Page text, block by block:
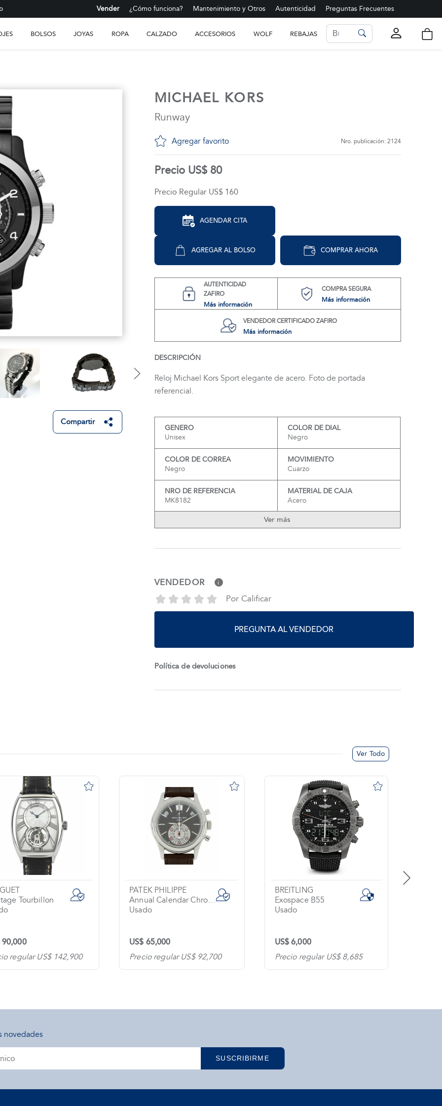
Vender ¿Cómo funciona? Mantenimiento y Otros Autenticidad Preguntas Frecuentes
BOLSOS JOYAS ROPA CALZADO ACCESORIOS WOLF REBAJAS
Compartir
MICHAEL KORS
Runway
Agregar favorito Nro. publicación: 2124
Precio US$ 80
Precio Regular US$ 160
AGENDAR CITA
AGREGAR AL BOLSO COMPRAR AHORA
AUTENTICIDAD
ZAFIRO
Más información
COMPRA SEGURA
Más información
VENDEDOR CERTIFICADO ZAFIRO
Más información
DESCRIPCIÓN
Reloj Michael Kors Sport elegante de acero. Foto de portada
referencial.
GENERO
Unisex
COLOR DE DIAL
Negro
COLOR DE CORREA
Negro
MOVIMIENTO
Cuarzo
NRO DE REFERENCIA
MK8182
MATERIAL DE CAJA
Acero
Ver más
VENDEDOR i
Por Calificar
PREGUNTA AL VENDEDOR
Política de devoluciones
Ver Todo
Tourbillon
90,000
regular US$ 142,900
PATEK PHILIPPE
Annual Calendar Chronograph
Usado
US$ 65,000
Precio regular US$ 92,700
BREITLING
Exospace B55
Usado
US$ 6,000
Precio regular US$ 8,685
novedades
SUSCRIBIRME
LISTA DE FAVORITOS